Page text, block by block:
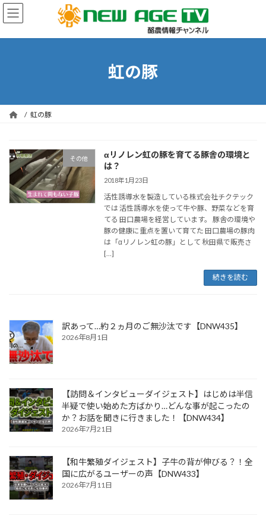
コ
ン
ン
ナ
ビ
ー
虹の豚
虹の豚
その他
αリノレン虹の豚を育てる豚舎の環境と
は？
2018年1月23日
活性誘導水を製造している株式会社チクテック
では 活性誘導水を使って牛や豚、野菜などを育
てる 田口農場を経営しています。 豚舎の環境や
豚の健康に重点を置いて育てた 田口農場の豚肉
は「αリノレン虹の豚」として 秋田県で販売さ
[…]
続きを読む
訳あって…約２ヵ月のご無沙汰です【DNW435】
2026年8月1日
【訪問＆インタビューダイジェスト】はじめは半信
半疑で使い始めた方ばかり…どんな事が起こったの
か？お話を聞きに行きました！【DNW434】
2026年7月21日
【和牛繁殖ダイジェスト】子牛の背が伸びる？！全
国に広がるユーザーの声【DNW433】
2026年7月11日